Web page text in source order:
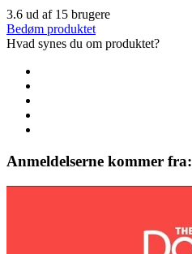
3.6 ud af 15 brugere
Bedøm produktet
Hvad synes du om produktet?
Anmeldelserne kommer fra: